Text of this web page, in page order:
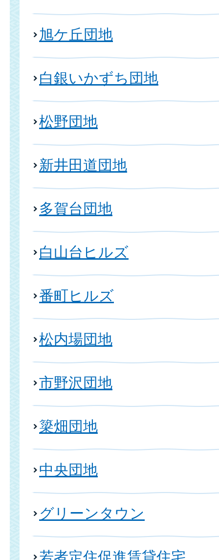
旭ケ丘団地
白銀いかずち団地
松野団地
新井田道団地
多賀台団地
白山台ヒルズ
番町ヒルズ
松内場団地
市野沢団地
簗畑団地
中央団地
グリーンタウン
若者定住促進賃貸住宅